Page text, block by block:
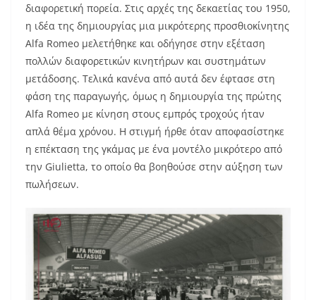
διαφορετική πορεία. Στις αρχές της δεκαετίας του 1950,
η ιδέα της δημιουργίας μια μικρότερης προσθιοκίνητης
Alfa Romeo μελετήθηκε και οδήγησε στην εξέταση
πολλών διαφορετικών κινητήρων και συστημάτων
μετάδοσης. Τελικά κανένα από αυτά δεν έφτασε στη
φάση της παραγωγής, όμως η δημιουργία της πρώτης
Alfa Romeo με κίνηση στους εμπρός τροχούς ήταν
απλά θέμα χρόνου. Η στιγμή ήρθε όταν αποφασίστηκε
η επέκταση της γκάμας με ένα μοντέλο μικρότερο από
την Giulietta, το οποίο θα βοηθούσε στην αύξηση των
πωλήσεων.